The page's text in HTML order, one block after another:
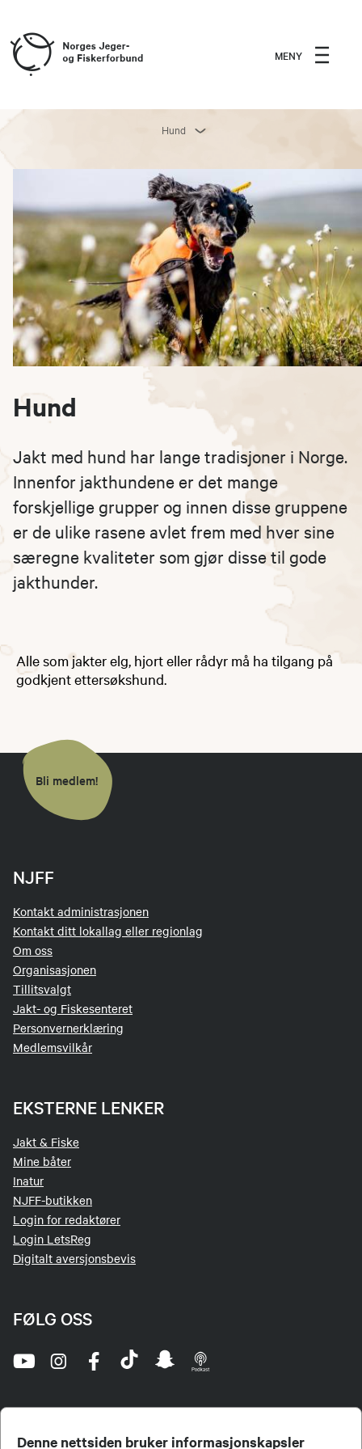
Denne nettsiden bruker informasjonskapsler
MENY
Hund
Hund
Jakt med hund har lange tradisjoner i Norge.
Innenfor jakthundene er det mange
forskjellige grupper og innen disse gruppene
er de ulike rasene avlet frem med hver sine
særegne kvaliteter som gjør disse til gode
jakthunder.
Alle som jakter elg, hjort eller rådyr må ha tilgang på
godkjent ettersøkshund.
Bli medlem!
NJFF
Kontakt administrasjonen
Kontakt ditt lokallag eller regionlag
Om oss
Organisasjonen
Tillitsvalgt
Jakt- og Fiskesenteret
Personvernerklæring
Medlemsvilkår
EKSTERNE LENKER
Jakt & Fiske
Mine båter
Inatur
NJFF-butikken
Login for redaktører
Login LetsReg
Digitalt aversjonsbevis
FØLG OSS